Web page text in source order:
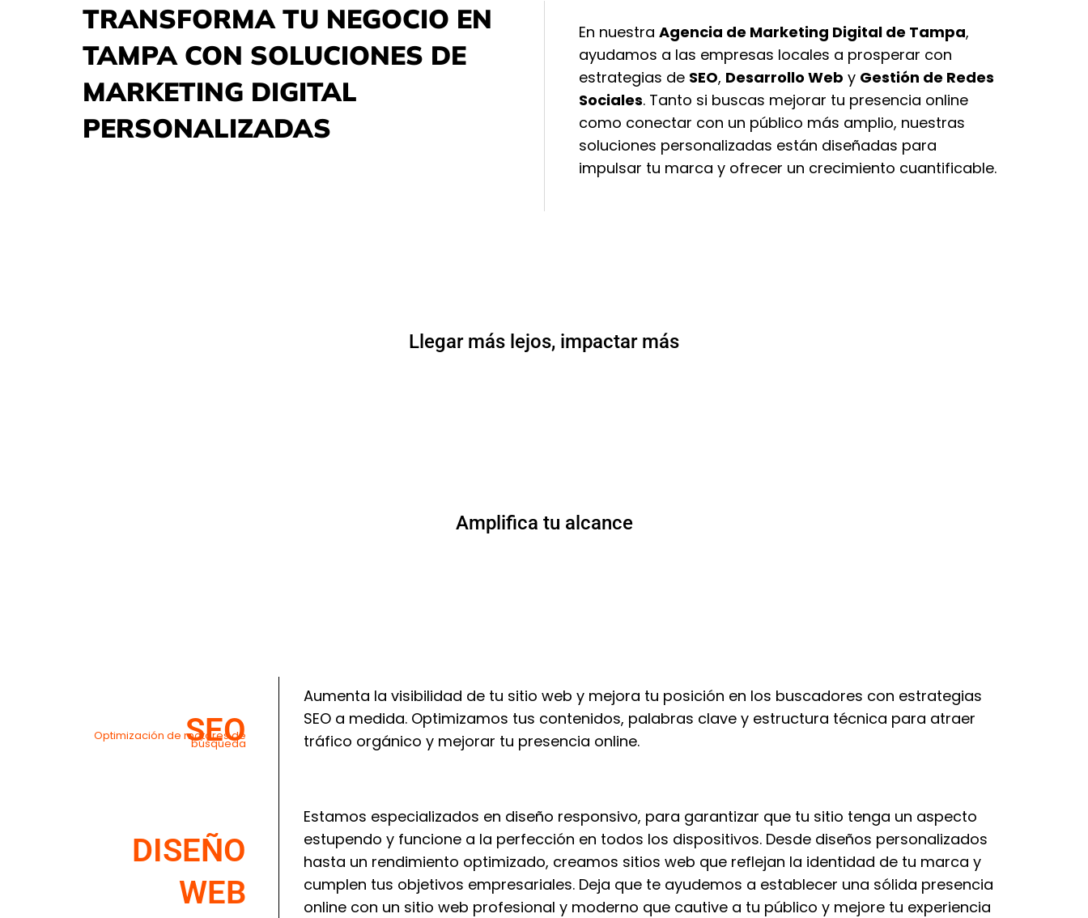
TRANSFORMA TU NEGOCIO EN
TAMPA CON SOLUCIONES DE
MARKETING DIGITAL
PERSONALIZADAS
En nuestra Agencia de Marketing Digital de Tampa,
ayudamos a las empresas locales a prosperar con
estrategias de SEO, Desarrollo Web y Gestión de Redes
Sociales. Tanto si buscas mejorar tu presencia online
como conectar con un público más amplio, nuestras
soluciones personalizadas están diseñadas para
impulsar tu marca y ofrecer un crecimiento cuantificable.
Llegar más lejos, impactar más
Amplifica tu alcance
SEO
Optimización de motores de
búsqueda
Aumenta la visibilidad de tu sitio web y mejora tu posición en los buscadores con estrategias
SEO a medida. Optimizamos tus contenidos, palabras clave y estructura técnica para atraer
tráfico orgánico y mejorar tu presencia online.
DISEÑO
WEB
Estamos especializados en diseño responsivo, para garantizar que tu sitio tenga un aspecto
estupendo y funcione a la perfección en todos los dispositivos. Desde diseños personalizados
hasta un rendimiento optimizado, creamos sitios web que reflejan la identidad de tu marca y
cumplen tus objetivos empresariales. Deja que te ayudemos a establecer una sólida presencia
online con un sitio web profesional y moderno que cautive a tu público y mejore tu experiencia